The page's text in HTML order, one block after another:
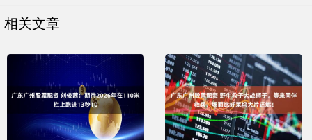
相关文章